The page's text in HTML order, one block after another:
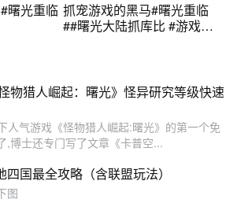
曙光重临 抓宠游戏的黑马#曙光重临
##曙光大陆抓库比 #游戏日
物猎人崛起：曙光》怪异研究等级快速
人气游戏《怪物猎人崛起:曙光》的第一个免
,博士还专门写了文章《卡普空...
国最全攻略（含联盟玩法）
图